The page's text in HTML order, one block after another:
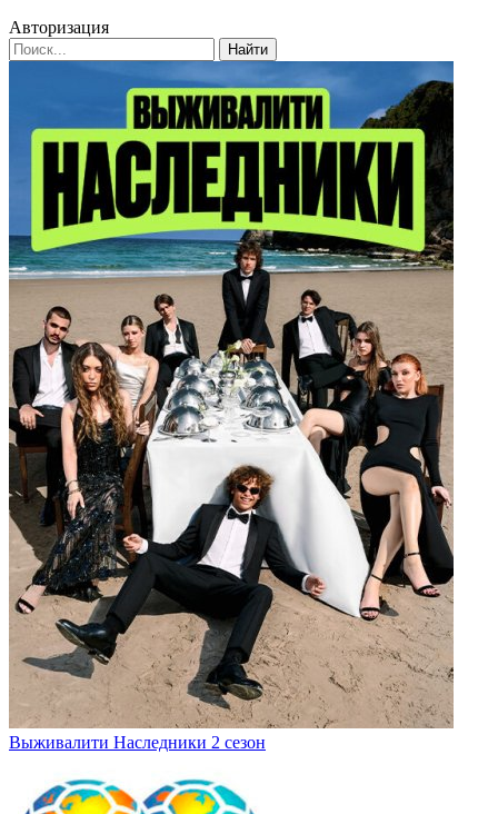
Авторизация
Найти
Выживалити Наследники 2 сезон